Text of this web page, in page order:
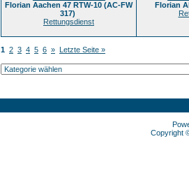
Florian Aachen 47 RTW-10 (AC-FW
317)
Rettungsdienst
Florian
1 2 3 4 5 6 » Letzte Seite »
Copyright